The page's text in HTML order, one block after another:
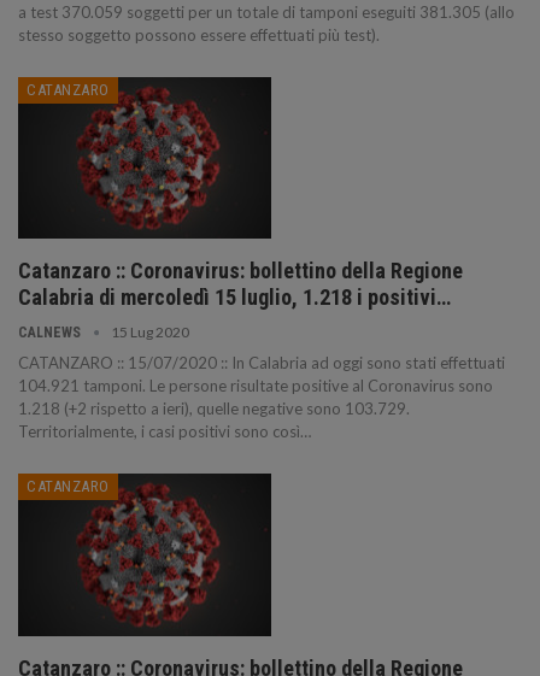
a test 370.059 soggetti per un totale di tamponi eseguiti 381.305 (allo
stesso soggetto possono essere effettuati più test).
CATANZARO
Catanzaro :: Coronavirus: bollettino della Regione
Calabria di mercoledì 15 luglio, 1.218 i positivi…
CALNEWS 15 Lug 2020
CATANZARO :: 15/07/2020 :: In Calabria ad oggi sono stati effettuati
104.921 tamponi. Le persone risultate positive al Coronavirus sono
1.218 (+2 rispetto a ieri), quelle negative sono 103.729.
Territorialmente, i casi positivi sono così…
CATANZARO
Catanzaro :: Coronavirus: bollettino della Regione